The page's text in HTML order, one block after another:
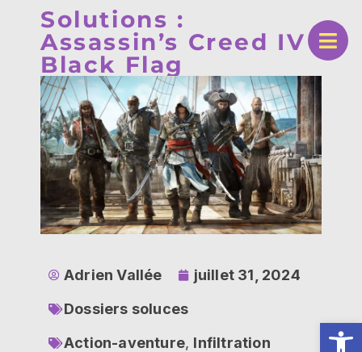
Solutions :
Assassin’s Creed IV
Black Flag
Adrien Vallée
juillet 31, 2024
Dossiers soluces
Action-aventure, Infiltration